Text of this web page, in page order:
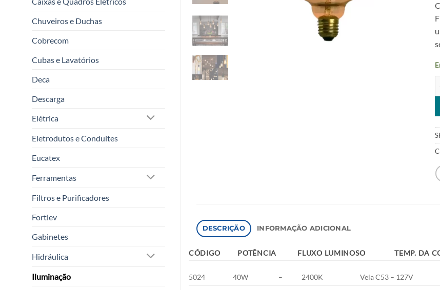
Chuveiros e Duchas
Cobrecom
Cubas e Lavatórios
Deca
Descarga
Elétrica
Eletrodutos e Conduítes
Eucatex
Ferramentas
Filtros e Purificadores
Fortlev
Gabinetes
Hidráulica
Iluminação
DESCRIÇÃO INFORMAÇÃO ADICIONAL
CÓDIGO POTÊNCIA FLUXO LUMINOSO TEMP. DA
5024 40W – 2400K Vela C53 – 127V